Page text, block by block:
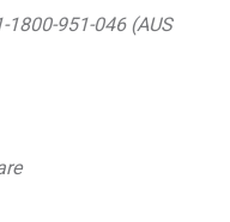
951-046 (AUS